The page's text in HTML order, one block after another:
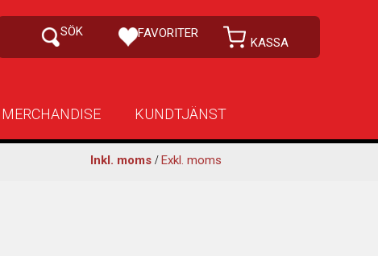
MERCHANDISE KUNDTJÄNST
Inkl. moms /Exkl. moms